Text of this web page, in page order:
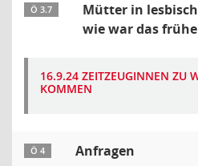
Ö 3.7
Mütter in
wie war das
16.9.24 ZEITZEUGINNEN ZU
KOMMEN
Ö 4 Anfragen